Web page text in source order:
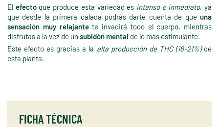
El efectoque produce esta variedad es intenso e inmediato, ya
que desde la primera calada podrás darte cuenta de que una
sensación muy relajantete invadirá todo el cuerpo, mientras
disfrutas a la vez de un subidón mental de lo más estimulante.
Este efecto es gracias a la alta producción de THC (18-21%)de
esta planta.
FICHA TÉCNICA